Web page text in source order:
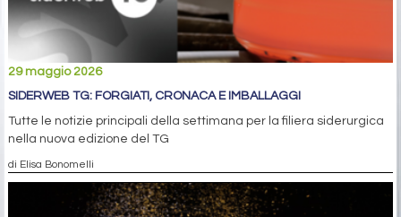
29 maggio 2026
SIDERWEB TG: FORGIATI, CRONACA E IMBALLAGGI
Tutte le notizie principali della settimana per la filiera siderurgica
nella nuova edizione del TG
di Elisa Bonomelli